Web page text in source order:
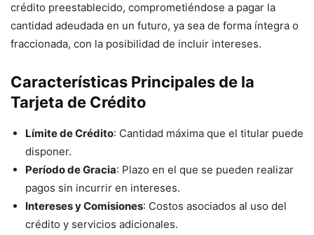
crédito preestablecido, comprometiéndose a pagar la
cantidad adeudada en un futuro, ya sea de forma íntegra o
fraccionada, con la posibilidad de incluir intereses.
Características Principales de la
Tarjeta de Crédito
Límite de Crédito: Cantidad máxima que el titular puede
disponer.
Período de Gracia: Plazo en el que se pueden realizar
pagos sin incurrir en intereses.
Intereses y Comisiones: Costos asociados al uso del
crédito y servicios adicionales.